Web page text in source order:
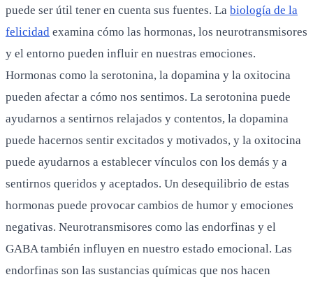
puede ser útil tener en cuenta sus fuentes. La biología de la
felicidad examina cómo las hormonas, los neurotransmisores
y el entorno pueden influir en nuestras emociones.
Hormonas como la serotonina, la dopamina y la oxitocina
pueden afectar a cómo nos sentimos. La serotonina puede
ayudarnos a sentirnos relajados y contentos, la dopamina
puede hacernos sentir excitados y motivados, y la oxitocina
puede ayudarnos a establecer vínculos con los demás y a
sentirnos queridos y aceptados. Un desequilibrio de estas
hormonas puede provocar cambios de humor y emociones
negativas. Neurotransmisores como las endorfinas y el
GABA también influyen en nuestro estado emocional. Las
endorfinas son las sustancias químicas que nos hacen